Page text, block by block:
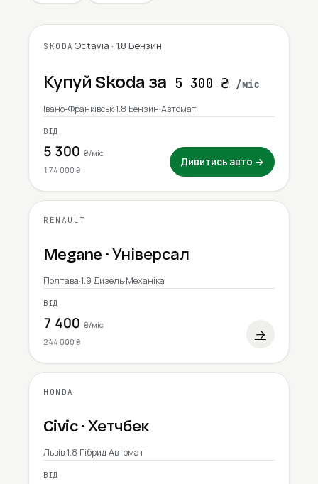
2009
SKODA Octavia · 1.8 Бензин
Купуй Skoda за 5 300 ₴
/міс
Івано-Франківськ·1.8 Бензин·Автомат
ВІД
5 300 ₴/міс
174 000 ₴
Дивитись авто →
2008
RENAULT
Megane · Універсал
Полтава·1.9 Дизель·Механіка
ВІД
7 400 ₴/міс
244 000 ₴
→
2007
HONDA
Civic · Хетчбек
Львів·1.8 Гібрид·Автомат
ВІД